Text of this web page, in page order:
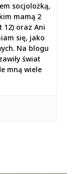
socjolożką,
mamą 2
12) oraz Ani
się, jako
Na blogu
świat
mną wiele